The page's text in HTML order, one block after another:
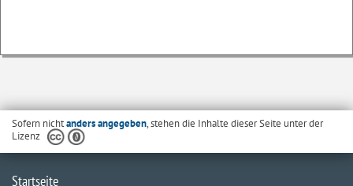
Sofern nichtanders angegeben, stehen die Inhalte dieser Seite unter der
Lizenz
Startseite